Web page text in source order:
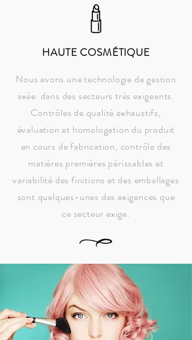
HAUTE COSMÉTIQUE
Nous avons une technologie de gestion
axée dans des secteurs très exigeants.
Contrôles de qualité exhaustifs,
évaluation et homologation du produit
en cours de fabrication, contrôle des
matières premières périssables et
variabilité des finitions et des emballages
sont quelques-unes des exigences que
ce secteur exige.